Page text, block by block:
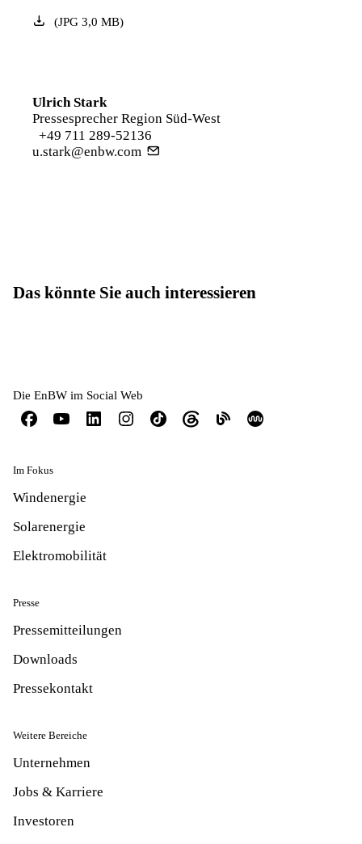
(JPG3,0 MB)
Ulrich Stark
Pressesprecher Region Süd-West
+49 711 289-52136
u.stark@enbw.com
Das könnte Sie auch interessieren
Die EnBW im Social Web
Im Fokus
Windenergie
Solarenergie
Elektromobilität
Presse
Pressemitteilungen
Downloads
Pressekontakt
Weitere Bereiche
Unternehmen
Jobs & Karriere
Investoren